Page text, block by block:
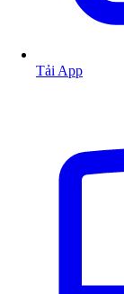
Tải App